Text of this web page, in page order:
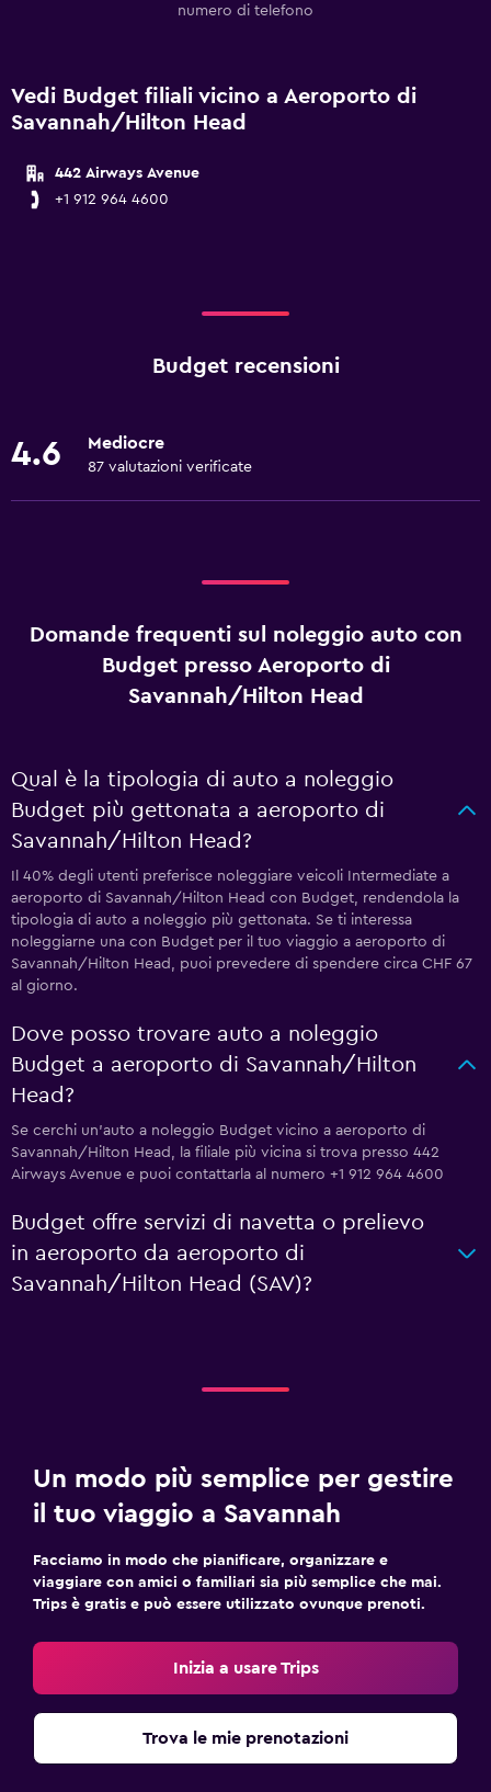
numero di telefono
Vedi Budget filiali vicino a Aeroporto di
Savannah/Hilton Head
442 Airways Avenue
+1 912 964 4600
Budget recensioni
4.6 Mediocre
87 valutazioni verificate
Domande frequenti sul noleggio auto con
Budget presso Aeroporto di
Savannah/Hilton Head
Qual è la tipologia di auto a noleggio
Budget più gettonata a aeroporto di
Savannah/Hilton Head?
Il 40% degli utenti preferisce noleggiare veicoli Intermediate a
aeroporto di Savannah/Hilton Head con Budget, rendendola la
tipologia di auto a noleggio più gettonata. Se ti interessa
noleggiarne una con Budget per il tuo viaggio a aeroporto di
Savannah/Hilton Head, puoi prevedere di spendere circa CHF 67
al giorno.
Dove posso trovare auto a noleggio
Budget a aeroporto di Savannah/Hilton
Head?
Se cerchi un'auto a noleggio Budget vicino a aeroporto di
Savannah/Hilton Head, la filiale più vicina si trova presso 442
Airways Avenue e puoi contattarla al numero +1 912 964 4600
Budget offre servizi di navetta o prelievo
in aeroporto da aeroporto di
Savannah/Hilton Head (SAV)?
Un modo più semplice per gestire
il tuo viaggio a Savannah
Facciamo in modo che pianificare, organizzare e
viaggiare con amici o familiari sia più semplice che mai.
Trips è gratis e può essere utilizzato ovunque prenoti.
Inizia a usare Trips
Trova le mie prenotazioni